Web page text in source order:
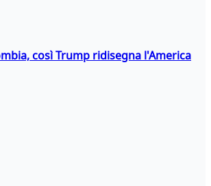
così Trump ridisegna l'America